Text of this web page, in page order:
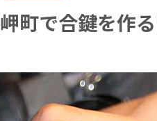
岬町で合鍵を作